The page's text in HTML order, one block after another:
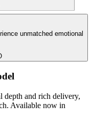
unmatched emotional
depth and rich delivery,
Available now in